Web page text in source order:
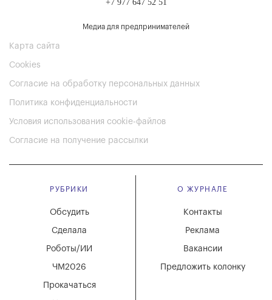
+7 977 647 52 51
Медиа для предпринимателей
Карта сайта
Cookies
Согласие на обработку персональных данных
Политика конфиденциальности
Условия использования cookie-файлов
Согласие на получение рассылки
РУБРИКИ
Обсудить
Сделала
Роботы/ИИ
ЧМ2026
Прокачаться
О ЖУРНАЛЕ
Вакансии
Реклама
Контакты
Предложить колонку